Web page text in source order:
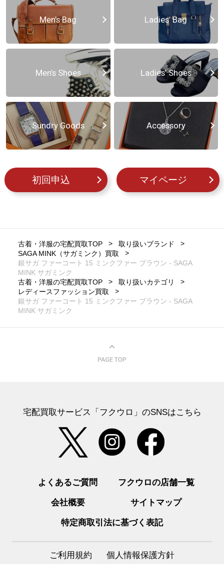
Men’s Bag Ladies’ Bag
Men’s Shoes Ladies’ Shoes
Sundry Goods Accessory
初回申込 マイページ
古着・洋服の宅配買取TOP
取り扱いブランド
SAGA MINK（サガミンク）買取
銀サガ ファーコート 15 ミンクファー ブラウン - SAGA
MINK サガミンク
古着・洋服の宅配買取TOP
取り扱いカテゴリ
レディースファッション買取
銀サガ ファーコート 15 ミンクファー ブラウン - SAGA
MINK サガミンク
宅配買取サービス「フクウロ」のSNSはこちら
よくあるご質問 フクウロの店舗一覧
会社概要 サイトマップ
特定商取引法に基づく表記
ご利用規約 個人情報保護方針